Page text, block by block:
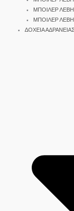
ΜΠΟΙΛΕΡ
ΜΠΟΙΛΕΡ
ΔΟΧΕΙΑ